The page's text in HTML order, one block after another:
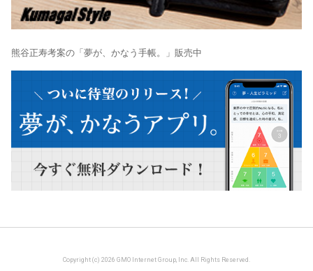
熊谷正寿考案の「夢が、かなう手帳。」販売中
Copyright (c) 2026 GMO Internet Group, Inc. All Rights Reserved.